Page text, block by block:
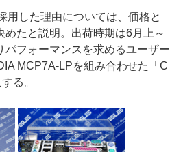
した理由については、価格と
たと説明。出荷時期は6月上～
パフォーマンスを求めるユーザー
MCP7A-LPを組み合わせた「C
る。